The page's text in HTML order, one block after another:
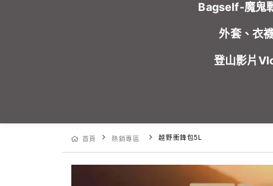
Bagself-魔鬼
外套、衣
登山影片
首頁 熱銷專區 越野衝鋒包5L